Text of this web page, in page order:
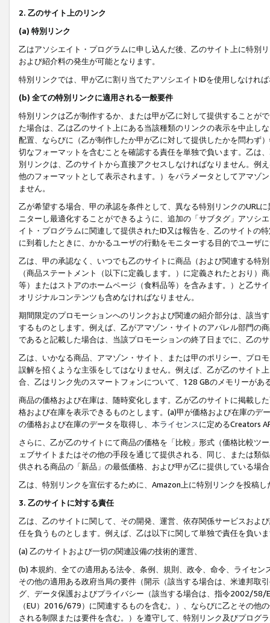
2. 乙のサイト上のリンク
(a) 特別リンク
乙はアソシエイト・プログラムに申し込んだ後、乙のサイト上に特別
および紹介料の発生が可能となります。
特別リンクでは、甲が乙に割り当てたアソシエイトIDを使用しなけれ
(b) 全ての特別リンクに適用される一般要件
特別リンクは乙が制作するか、または甲が乙に対して提供することが
た場合は、乙は乙のサイト上にある当該種類のリンクの表示を中止し
配置、ならびに（乙が制作したか甲が乙に対して提供したかを問わず
切なフォーマットを含むことを確認する責任を単独で負います。乙は
別リンクは、乙のサイトから直接アクセスしなければなりません。例
他のフォーマットとして表示されます。）をパラメータとしてアマゾ
ません。
乙が希望する場合、甲の承認を条件として、異なる特別リンクのURL
ニターし最適化することができるように、追加の「サブタグ」アソシ
イト・プログラムに関連して提供されたID又は報告を、乙のサイトの
に到着したときに、かかるユーザの行動をモニターする目的でユーザ
乙は、甲の承認なく、いつでも乙のサイトに商品（および関連する特
（商品ステートメント（以下に定義します。）に定義されたとおり
等）またはストアのホームページ（食料品等）を含みます。）と乙サ
オリジナルコンテンツも含めなければなりません。
期間限定のプロモーションへのリンクおよび関連の紹介部分は、該当
するものとします。例えば、乙がアマゾン・サイトのアパレル部門の
であると記載した場合は、当該プロモーションの終了日までに、乙の
乙は、いかなる商品、アマゾン・サイト、または甲のポリシー、プロ
誤解を招くような主張をしてはなりません。例えば、乙が乙のサイト
合、乙はリンク先のスマートフォンについて、128 GBのメモリーがあ
商品の価格および在庫は、随時変化します。乙が乙のサイトに掲載し
格および在庫を表示できるものとします。(a)甲が価格および在庫の
の価格および在庫のデータを取得し、 本ライセンスに定めるCreators
さらに、乙が乙のサイトにて商品の価格を「比較」形式（価格比較ツ
ェブサイトまたはその他の手段を通じて提供される、同じ、または類
供される商品の「新品」の最低価格、および甲が乙に提供している場
乙は、特別リンクを宣伝するために、Amazon上に特別リンクを投稿
3. 乙のサイトに対する責任
乙は、乙のサイトに関して、その開発、運営、依存関係サービスおよ
任を負うものとします。例えば、乙は以下に関して単独で責任を負い
(a) 乙のサイトおよび一切の関連設備の技術的運営、
(b) 本規約、全ての適用ある法令、条例、規則、政令、命令、ライセ
その他の適用ある政府当局の要件（開示（該当する場合は、米連邦取
グ、データ保護およびプライバシー（該当する場合は、指令2002/58/
（EU）2016/679）に関連するものを含む。）、ならびに乙とその他
される制限または要件を含む。）を遵守して、特別リンク及びプログ